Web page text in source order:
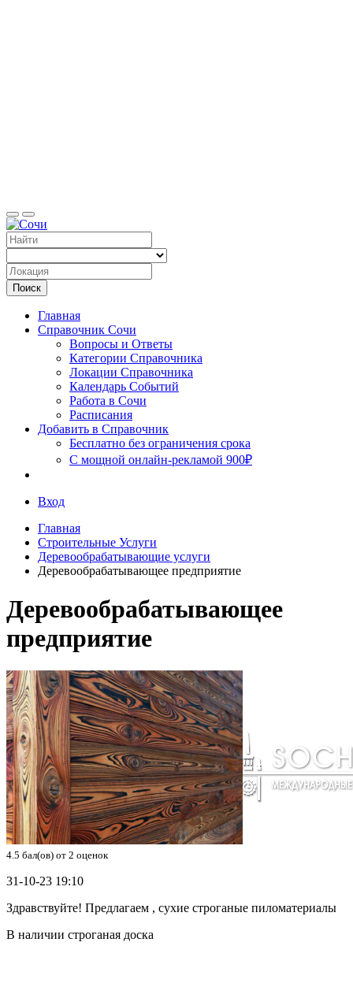
Сочи
Поиск
Главная
Справочник Сочи
Вопросы и Ответы
Категории Справочника
Локации Справочника
Календарь Событий
Работа в Сочи
Расписания
Добавить в Справочник
Бесплатно без ограничения срока
С мощной онлайн-рекламой 900₽
Вход
Главная
Строительные Услуги
Деревообрабатывающие услуги
Деревообрабатывающее предприятие
Деревообрабатывающее
предприятие
4.5 бал(ов) от 2 оценок
31-10-23 19:10
Здравствуйте! Предлагаем , сухие строганые пиломатериалы
В наличии строганая доска